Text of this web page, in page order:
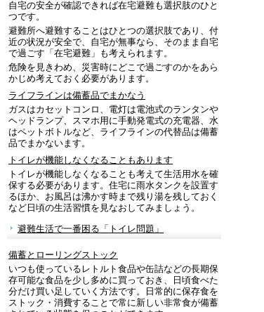
自宅の安全が確認できれば在宅避難も選択肢のひと
つです。
避難所へ避難することはひとつの選択肢であり、付
近の状況が安全で、自宅が無事なら、そのまま自宅
で過ごす「在宅避難」も考えられます。
危険を見きわめ、災害時にどこで過ごすのかをあら
かじめ考えておく必要があります。
ライフラインは備蓄品でまかなう
ガスはカセットコンロ、電灯は電池式のランタンや
ヘッドランプ、スマホ用に手動発電式の充電器、水
はペットボトルなど、ライフラインの代替品は備蓄
品でまかないます。
トイレが機能しなくなることもあります
トイレが機能しなくなることも考えて生活用水を確
保する必要があります。住宅に雨水タンクを設置す
るほか、お風呂は沸かす時まで残り湯を残しておく
など日頃の生活習慣を見なおしてみましょう。
避難生活で一番困る「トイレ問題」
備蓄とローリングストック
いつも使っているレトルト食品や缶詰などの長期保
存可能な食品を少し多めに買っておき、日頃食べた
分だけ買い足していく方法です。日常的に保存食を
ストック・消費することで常に新しい非常食が備蓄